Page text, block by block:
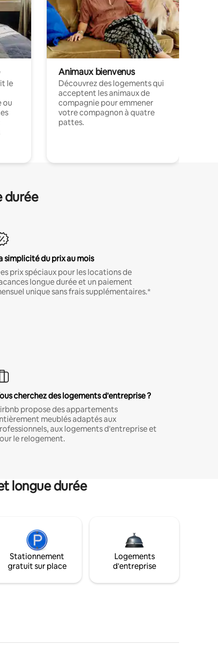
le
ou
Animaux bienvenus
Découvrez des logements qui
acceptent les animaux de
compagnie pour emmener
votre compagnon à quatre
pattes.
durée
simplicité du prix au mois
prix spéciaux pour les locations de
longue durée et un paiement
unique sans frais supplémentaires.*
cherchez des logements d'entreprise ?
propose des appartements
meublés adaptés aux
aux logements d'entreprise et
le relogement.
longue durée
Stationnement
gratuit sur place
Logements
d'entreprise